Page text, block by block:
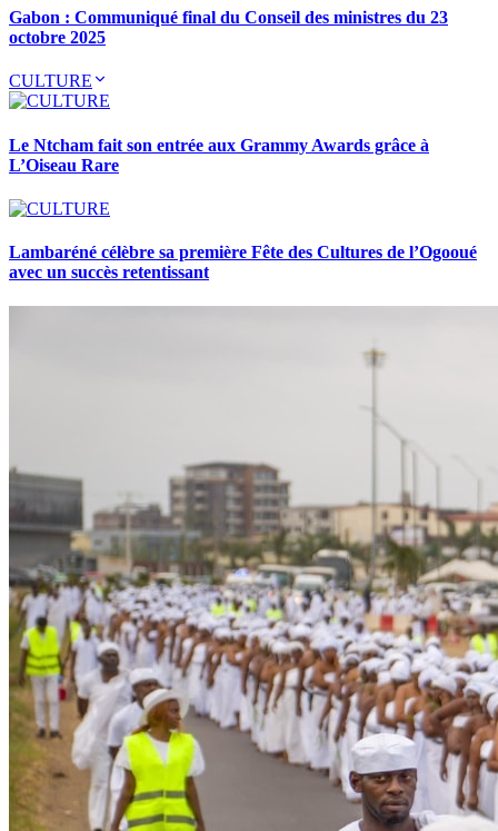
Gabon : Communiqué final du Conseil des ministres du 23
octobre 2025
CULTURE
Le Ntcham fait son entrée aux Grammy Awards grâce à
L’Oiseau Rare
Lambaréné célèbre sa première Fête des Cultures de l’Ogooué
avec un succès retentissant